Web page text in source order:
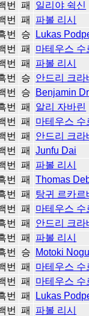
번 패 일리야 쉭신
번 패 파볼 리시
번 승 Lukas
번 패 마테우스 수
번 패 파볼 리시
번 승 안드리 크라
번 승 Benjamin
번 패 알리 자바린
번 패 마테우스 수
번 패 안드리 크라
번 패 Junfu Dai
번 패 파볼 리시
번 패 Thomas
번 패 탕귀 르카르
번 패 마테우스 수
번 패 안드리 크라
번 패 파볼 리시
번 승 Motoki
번 패 마테우스 수
번 패 마테우스 수
번 패 Lukas
번 패 파볼 리시